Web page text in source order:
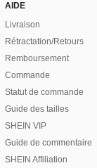
AIDE
Livraison
Rétractation/Retours
Remboursement
Commande
Statut de commande
Guide des tailles
SHEIN VIP
Guide de commentaire
SHEIN Affiliation